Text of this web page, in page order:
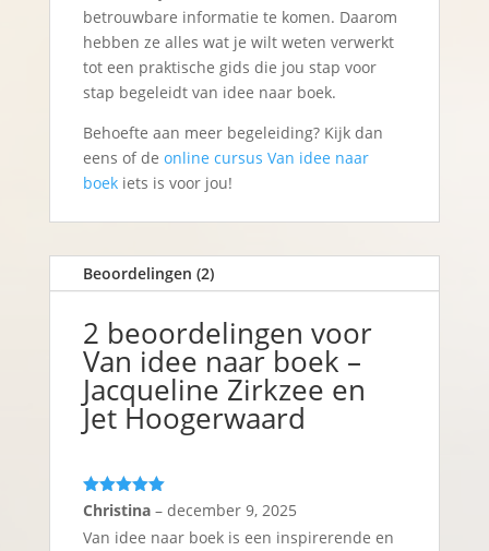
betrouwbare informatie te komen. Daarom
hebben ze alles wat je wilt weten verwerkt
tot een praktische gids die jou stap voor
stap begeleidt van idee naar boek.
Behoefte aan meer begeleiding? Kijk dan
eens of de online cursus Van idee naar
boekiets is voor jou!
Beoordelingen (2)
2 beoordelingen voor
Van idee naar boek –
Jacqueline Zirkzee en
Jet Hoogerwaard
Gewaardeerd
Christina – december 9, 2025
Van idee naar boek is een inspirerende en